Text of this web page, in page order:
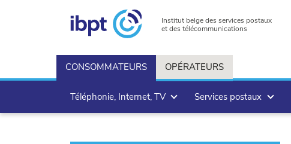
Institut belge des services postaux
et des télécommunications
CONSOMMATEURS OPÉRATEURS
Téléphonie, Internet, TV Services postaux